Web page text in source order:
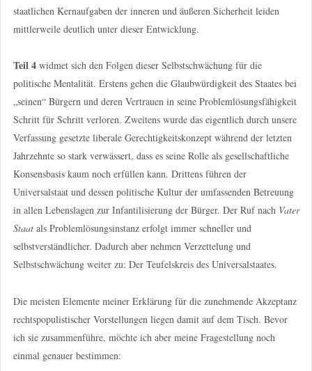
staatlichen Kernaufgaben der inneren und äußeren Sicherheit leiden
mittlerweile deutlich unter dieser Entwicklung.
Teil 4widmet sich den Folgen dieser Selbstschwächung für die
politische Mentalität. Erstens gehen die Glaubwürdigkeit des Staates bei
„seinen“ Bürgern und deren Vertrauen in seine Problemlösungsfähigkeit
Schritt für Schritt verloren. Zweitens wurde das eigentlich durch unsere
Verfassung gesetzte liberale Gerechtigkeitskonzept während der letzten
Jahrzehnte so stark verwässert, dass es seine Rolle als gesellschaftliche
Konsensbasis kaum noch erfüllen kann. Drittens führen der
Universalstaat und dessen politische Kultur der umfassenden Betreuung
in allen Lebenslagen zur Infantilisierung der Bürger. Der Ruf nach Vater
Staatals Problemlösungsinstanz erfolgt immer schneller und
selbstverständlicher. Dadurch aber nehmen Verzettelung und
Selbstschwächung weiter zu: Der Teufelskreis des Universalstaates.
Die meisten Elemente meiner Erklärung für die zunehmende Akzeptanz
rechtspopulistischer Vorstellungen liegen damit auf dem Tisch. Bevor
ich sie zusammenführe, möchte ich aber meine Fragestellung noch
einmal genauer bestimmen: